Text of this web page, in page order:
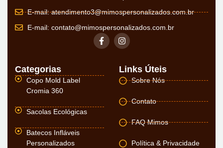
E-mail:atendimento3@mimospersonalizados.com.br
E-mail: contato@mimospersonalizados.com.br
Categorias
Copo Mold Label
Cromia 360
Sacolas Ecológicas
Batecos Infláveis
Personalizados
Links Úteis
Sobre Nós
Contato
FAQ Mimos
Política & Privacidade